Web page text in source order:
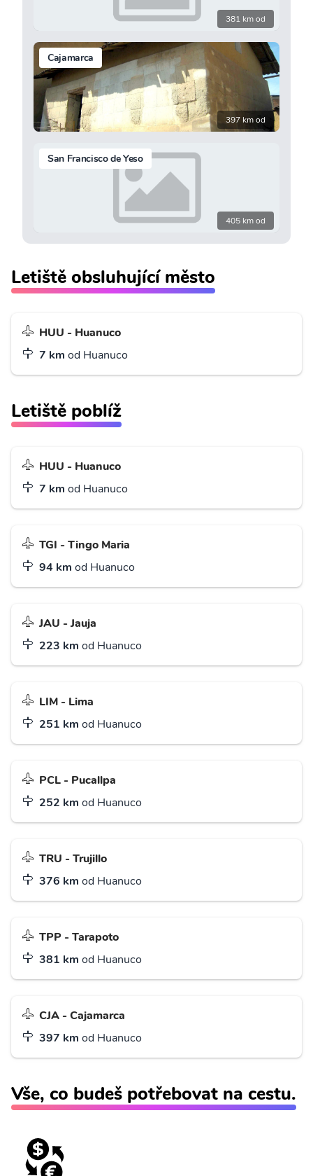
381 km od
Cajamarca
397 km od
San Francisco de Yeso
405 km od
Letiště obsluhující město
HUU - Huanuco
7 km od Huanuco
Letiště poblíž
HUU - Huanuco
7 km od Huanuco
TGI - Tingo Maria
94 km od Huanuco
JAU - Jauja
223 km od Huanuco
LIM - Lima
251 km od Huanuco
PCL - Pucallpa
252 km od Huanuco
TRU - Trujillo
376 km od Huanuco
TPP - Tarapoto
381 km od Huanuco
CJA - Cajamarca
397 km od Huanuco
Vše, co budeš potřebovat na cestu.